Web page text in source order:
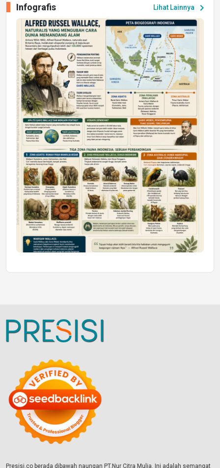
Peluang Kerja dan Magang
Jumat, 17 Jul 2026 22:30
DAERAH
Astra Motor Kalimantan Timur 2 Dukung
Mahasiswa Samarinda dalam Astra
Honda SDGs Future Leaders 2026
Jumat, 10 Jul 2026 19:01
Lihat Lainnya chevron_right
Infografis
Presisi.co berada dibawah naungan PT.Nur Citra Mulia. Ini adalah semangat